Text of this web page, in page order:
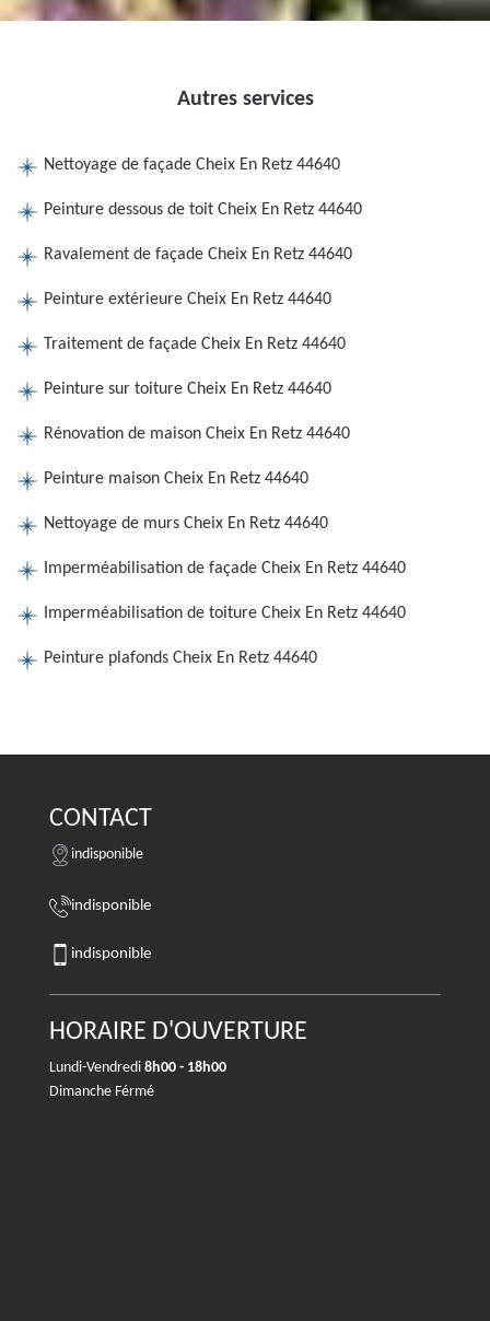
Autres services
Nettoyage de façade Cheix En Retz 44640
Peinture dessous de toit Cheix En Retz 44640
Ravalement de façade Cheix En Retz 44640
Peinture extérieure Cheix En Retz 44640
Traitement de façade Cheix En Retz 44640
Peinture sur toiture Cheix En Retz 44640
Rénovation de maison Cheix En Retz 44640
Peinture maison Cheix En Retz 44640
Nettoyage de murs Cheix En Retz 44640
Imperméabilisation de façade Cheix En Retz 44640
Imperméabilisation de toiture Cheix En Retz 44640
Peinture plafonds Cheix En Retz 44640
CONTACT
indisponible
indisponible
indisponible
HORAIRE D'OUVERTURE
Lundi-Vendredi 8h00 - 18h00
Dimanche Férmé